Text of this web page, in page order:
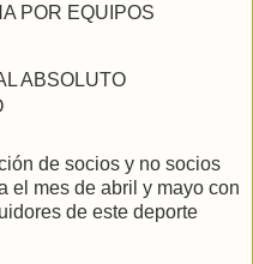
POR EQUIPOS
ABSOLUTO
de socios y no socios
el mes de abril y mayo con
de este deporte